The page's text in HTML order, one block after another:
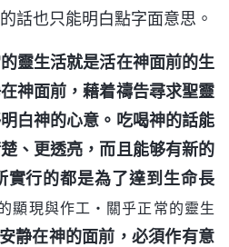
話也只能明白點字面意思。
靈生活就是活在神面前的生
神面前，藉着禱告尋求聖靈
白神的心意。吃喝神的話能
、更透亮，而且能够有新的
實行的都是為了達到生命長
顯現與作工・關乎正常的靈生
静在神的面前，必須作有意